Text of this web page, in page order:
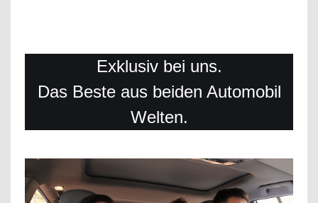
Exklusiv bei uns.
Das Beste aus beiden Automobil
Welten.